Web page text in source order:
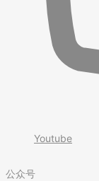
Youtube
公众号